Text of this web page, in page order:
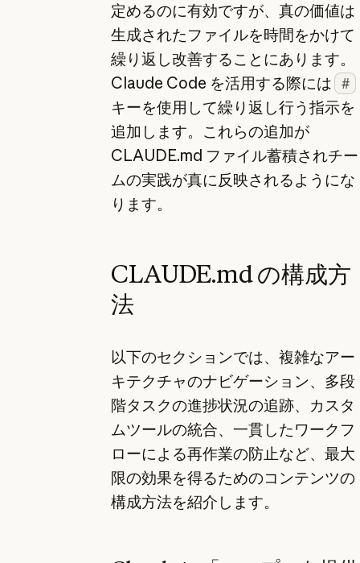
定めるのに有効ですが、真の価値は
生成されたファイルを時間をかけて
繰り返し改善することにあります。
Claude Code を活用する際には
#
キーを使用して繰り返し行う指示を
追加します。これらの追加が
CLAUDE.md ファイル蓄積されチー
ムの実践が真に反映されるようにな
ります。
CLAUDE.md の構成方
法
以下のセクションでは、複雑なアー
キテクチャのナビゲーション、多段
階タスクの進捗状況の追跡、カスタ
ムツールの統合、一貫したワークフ
ローによる再作業の防止など、最大
限の効果を得るためのコンテンツの
構成方法を紹介します。